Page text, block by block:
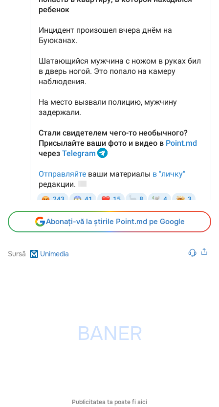
Abonați-vă la știrile Point.md pe Google
Sursă Unimedia
Publicitatea ta poate fi aici